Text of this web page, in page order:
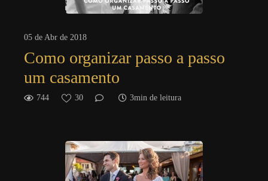
05 de Abr de 2018
Como organizar passo a passo
um casamento
744 30 3min de leitura